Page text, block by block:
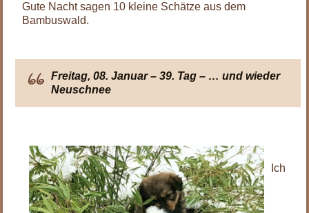
Gute Nacht sagen 10 kleine Schätze aus dem
Bambuswald.
Freitag, 08. Januar – 39. Tag – … und wieder
Neuschnee
Ich